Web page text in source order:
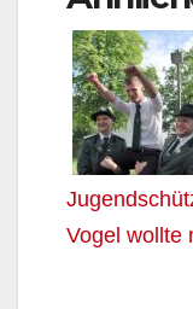
Vogel wollte